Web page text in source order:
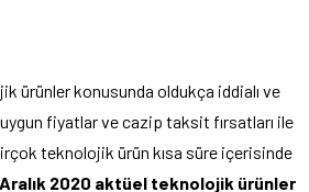
ürünler konusunda oldukça iddialı ve
uygun fiyatlar ve cazip taksit fırsatları ile
teknolojik ürün kısa süre içerisinde
2020 aktüel teknolojik ürünler